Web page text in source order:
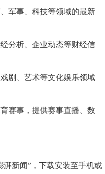
军事、科技等领域的最新
分析、企业动态等财经信
剧、艺术等文化娱乐领域
赛事，提供赛事直播、数
湃新闻”，下载安装至手机或